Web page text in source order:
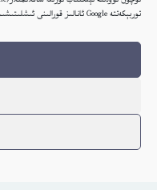
توربېكەتتە Google ئانالىز قورالىنى ئىشلىتىشىمىزگە قوشۇلغانلىقىڭىزنى بىلدۈرىدۇ. تەپسىلاتى: